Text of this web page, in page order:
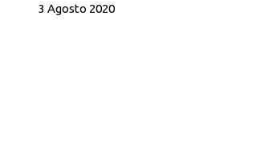
3 Agosto 2020